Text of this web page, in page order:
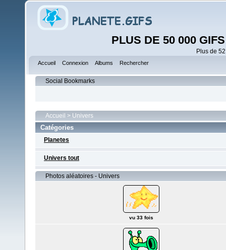
PLUS DE 50 000
Plus de
Accueil Connexion Albums Rechercher
Social Bookmarks
Accueil > Univers
Catégories
Planetes
Univers tout
Photos aléatoires - Univers
vu 33 fois